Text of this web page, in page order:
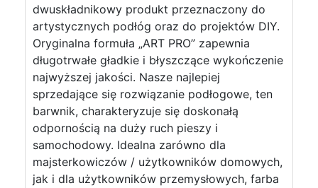
dwuskładnikowy produkt przeznaczony do
artystycznych podłóg oraz do projektów DIY.
Oryginalna formuła „ART PRO” zapewnia
długotrwałe gładkie i błyszczące wykończenie
najwyższej jakości. Nasze najlepiej
sprzedające się rozwiązanie podłogowe, ten
barwnik, charakteryzuje się doskonałą
odpornością na duży ruch pieszy i
samochodowy. Idealna zarówno dla
majsterkowiczów / użytkowników domowych,
jak i dla użytkowników przemysłowych, farba